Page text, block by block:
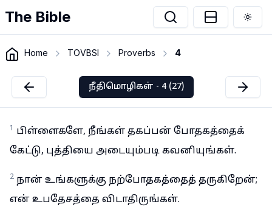
The Bible
Home TOVBSI Proverbs 4
நீதிமொழிகள் - 4 (27)
1 பிள்ளைகளே, நீங்கள் தகப்பன் போதகத்தைக்
கேட்டு, புத்தியை அடையும்படி கவனியுங்கள்.
2 நான் உங்களுக்கு நற்போதகத்தைத் தருகிறேன்;
என் உபதேசத்தை விடாதிருங்கள்.